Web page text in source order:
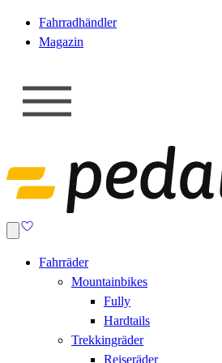
Fahrradhändler
Magazin
Fahrräder
Mountainbikes
Fully
Hardtails
Trekkingräder
Reiseräder